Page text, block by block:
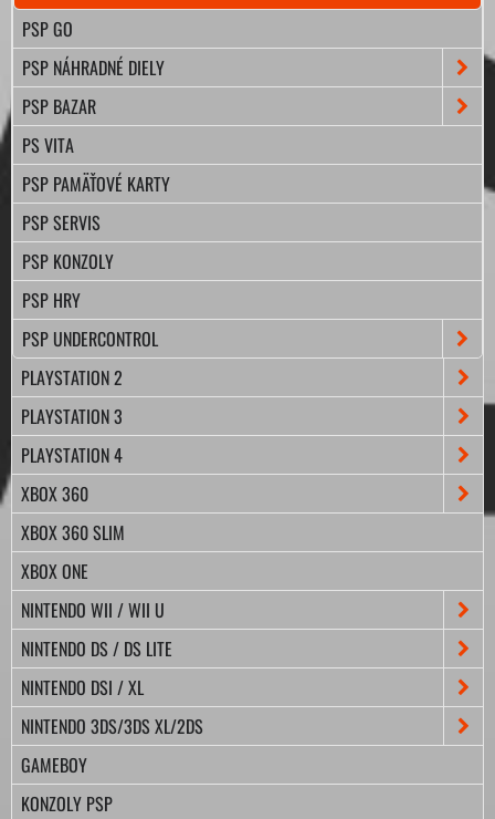
PSP GO
PSP NÁHRADNÉ DIELY
PSP BAZAR
PS VITA
PSP PAMÄŤOVÉ KARTY
PSP SERVIS
PSP KONZOLY
PSP HRY
PSP UNDERCONTROL
PLAYSTATION 2
PLAYSTATION 3
PLAYSTATION 4
XBOX 360
XBOX 360 SLIM
XBOX ONE
NINTENDO WII / WII U
NINTENDO DS / DS LITE
NINTENDO DSI / XL
NINTENDO 3DS/3DS XL/2DS
GAMEBOY
KONZOLY PSP